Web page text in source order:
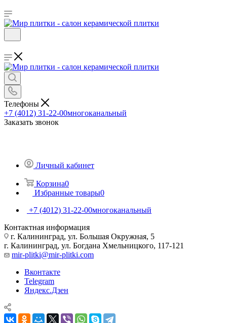
Телефоны
+7 (4012) 31-22-00многоканальный
Заказать звонок
Личный кабинет
Корзина0
Избранные товары0
+7 (4012) 31-22-00многоканальный
Контактная информация
г. Калининград, ул. Большая Окружная, 5
г. Калининград, ул. Богдана Хмельницкого, 117-121
mir-plitki@mir-plitki.com
Вконтакте
Telegram
Яндекс.Дзен